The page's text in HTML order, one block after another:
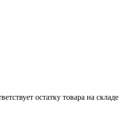
остатку товара на складе